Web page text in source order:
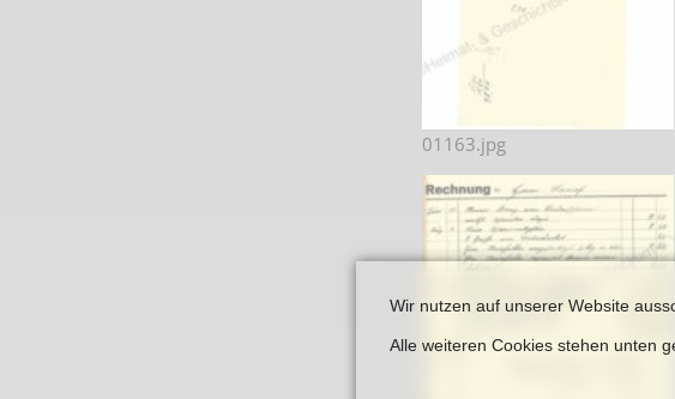
01163.jpg
Wir nutzen auf unserer Website
Alle weiteren Cookies stehen unten